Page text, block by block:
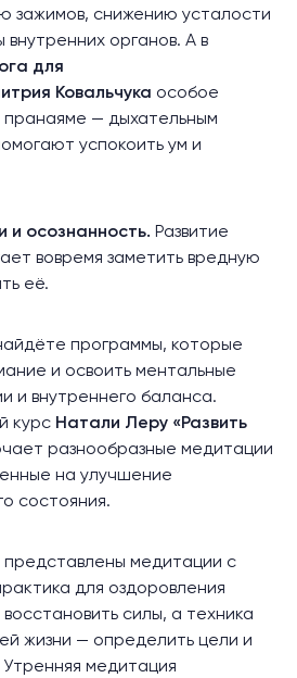
зажимов, снижению усталости
органов. А в
для
Ковальчука особое
пранаяме — дыхательным
успокоить ум и
и осознанность. Развитие
вовремя заметить вредную
её.
программы, которые
и освоить ментальные
и внутреннего баланса.
курс Натали Леру «Развить
разнообразные медитации
на улучшение
состояния.
медитации с
для оздоровления
силы, а техника
жизни — определить цели и
медитация